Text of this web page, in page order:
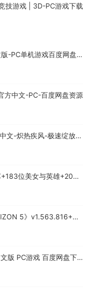
技游戏 | 3D-PC游戏下载
-PC单机游戏百度网盘
方中文-PC-百度网盘资源
文-炽热疾风-极速绽放
位美女与英雄+200%
5》v1.563.816+全
版 PC游戏 百度网盘下